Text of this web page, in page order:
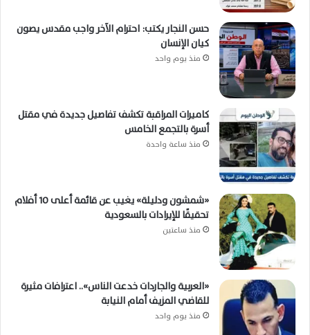
حسن النجار يكتب: احترام الآخر واجب مقدس يصون
كيان الإنسان
منذ يوم واحد
كاميرات المراقبة تكشف تفاصيل جديدة في مقتل
أسرة بالتجمع الخامس
منذ ساعة واحدة
«شمشون ودليلة» يغيب عن قائمة أعلى 10 أفلام
تحقيقًا للإيرادات بالسعودية
منذ ساعتين
«العربية والجاردات خدعت الناس».. اعترافات مثيرة
للقاضي المزيف أمام النيابة
منذ يوم واحد